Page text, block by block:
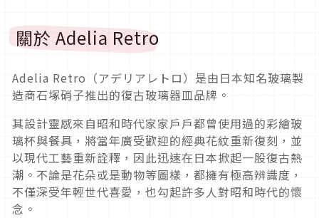
關於 Adelia Retro
Adelia Retro（アデリアレトロ）是由日本知名玻璃製
造商石塚硝子推出的復古玻璃器皿品牌。
其設計靈感來自昭和時代家家戶戶都曾使用過的彩繪玻
璃杯與餐具，將當年廣受歡迎的經典花紋重新復刻，並
以現代工藝重新詮釋，因此迅速在日本掀起一股復古熱
潮。不論是花朵或是動物等圖樣，都擁有極高辨識度，
不僅深受年輕世代喜愛，也勾起許多人對昭和時代的懷
念。